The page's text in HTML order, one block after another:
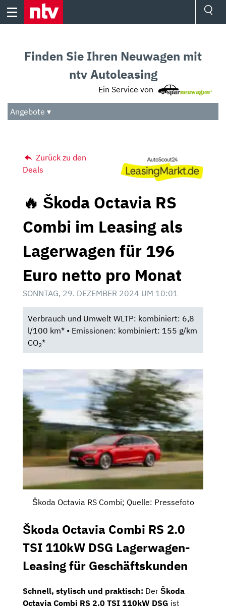
Skip
Audio
Das Beste
Finden Sie Ihren Neuwagen mit
ntv Autoleasing
Ein Service von
Angebote ▾
Zurück zu den
Deals
🔥 Škoda Octavia RS
Combi im Leasing als
Lagerwagen für 196
Euro netto pro Monat
SONNTAG, 29. DEZEMBER 2024 UM 10:01
Verbrauch und Umwelt WLTP: kombiniert: 6,8
l/100 km* • Emissionen: kombiniert: 155 g/km
CO2*
Škoda Octavia RS Combi; Quelle: Pressefoto
Škoda Octavia Combi RS 2.0
TSI 110kW DSG Lagerwagen-
Leasing für Geschäftskunden
Schnell, stylisch und praktisch: Der Škoda
Octavia Combi RS 2.0 TSI 110kW DSG ist